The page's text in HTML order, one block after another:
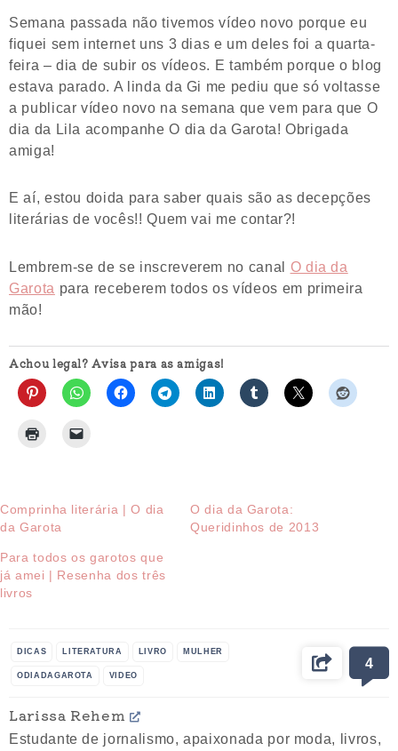
Semana passada não tivemos vídeo novo porque eu
fiquei sem internet uns 3 dias e um deles foi a quarta-
feira – dia de subir os vídeos. E também porque o blog
estava parado. A linda da Gi me pediu que só voltasse
a publicar vídeo novo na semana que vem para que O
dia da Lila acompanhe O dia da Garota! Obrigada
amiga!
E aí, estou doida para saber quais são as decepções
literárias de vocês!! Quem vai me contar?!
Lembrem-se de se inscreverem no canal O dia da
Garota para receberem todos os vídeos em primeira
mão!
Achou legal? Avisa para as amigas!
Comprinha literária | O dia
da Garota
O dia da Garota:
Queridinhos de 2013
Para todos os garotos que
já amei | Resenha dos três
livros
DICAS LITERATURA LIVRO MULHER
ODIADAGAROTA VIDEO
4
Larissa Rehem
Estudante de jornalismo, apaixonada por moda, livros,